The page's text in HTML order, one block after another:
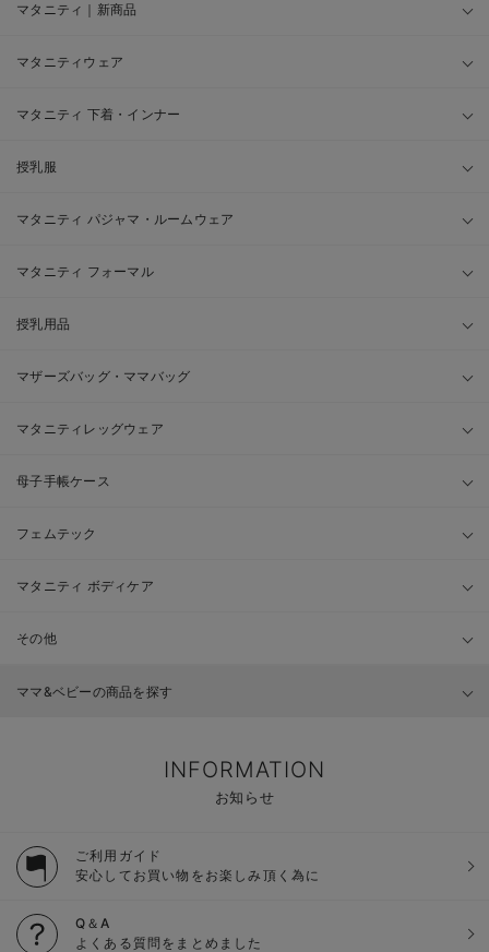
マタニティ｜新商品
マタニティウェア
マタニティ 下着・インナー
授乳服
マタニティ パジャマ・ルームウェア
マタニティ フォーマル
授乳用品
マザーズバッグ・ママバッグ
マタニティレッグウェア
母子手帳ケース
フェムテック
マタニティ ボディケア
その他
ママ&ベビーの商品を探す
INFORMATION
お知らせ
ご利用ガイド
安心してお買い物をお楽しみ頂く為に
Q＆A
よくある質問をまとめました